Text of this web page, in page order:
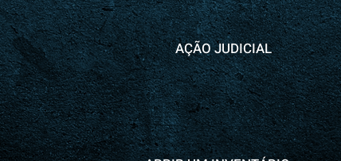
AÇÃO JUDICIAL